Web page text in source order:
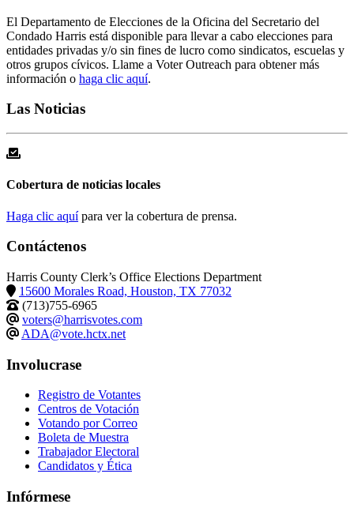
El Departamento de Elecciones de la Oficina del Secretario del
Condado Harris está disponible para llevar a cabo elecciones para
entidades privadas y/o sin fines de lucro como sindicatos, escuelas y
otros grupos cívicos. Llame a Voter Outreach para obtener más
información o haga clic aquí.
Las Noticias
Cobertura de noticias locales
Haga clic aquípara ver la cobertura de prensa.
Contáctenos
Harris County Clerk’s Office Elections Department
15600 Morales Road, Houston, TX 77032
(713)755-6965
voters@harrisvotes.com
ADA@vote.hctx.net
Involucrase
Registro de Votantes
Centros de Votación
Votando por Correo
Boleta de Muestra
Trabajador Electoral
Candidatos y Ética
Infórmese